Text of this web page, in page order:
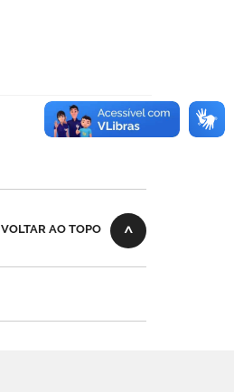
VOLTAR AO TOPO